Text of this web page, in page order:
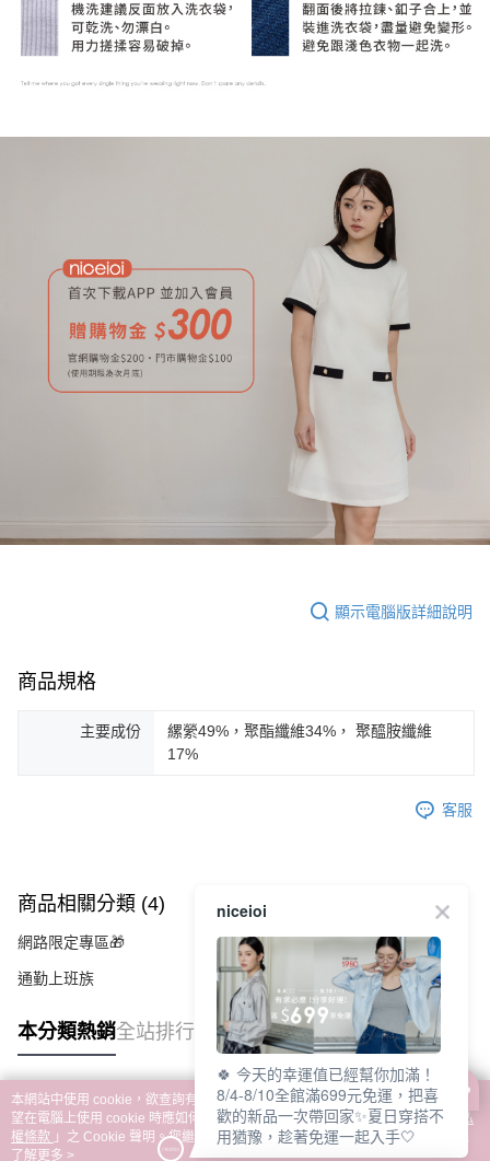
顯示電腦版詳細說明
商品規格
主要成份
縲縈49%，聚酯纖維34%， 聚醯胺纖維
17%
客服
商品相關分類 (4) 查看全部
網路限定專區🎁
通勤上班族
本分類熱銷全站排行
熱門標籤
本網站中使用 cookie，欲查詢有關本網站使用 cookie 方式之詳情，及若您不希
望在電腦上使用 cookie 時應如何變更電腦的 cookie 設定，請參閱本網站「
隱私
權條款 」之 Cookie 聲明。您繼續使用本網站即表示您同意本公司得按本網站使
用條款之 Cookie 聲明使用 cookie。
了解更多 >
niceioi
🍀 今天的幸運值已經幫你加滿！
8/4-8/10全館滿699元免運，把喜
歡的新品一次帶回家✨夏日穿搭不
用猶豫，趁著免運一起入手🤍